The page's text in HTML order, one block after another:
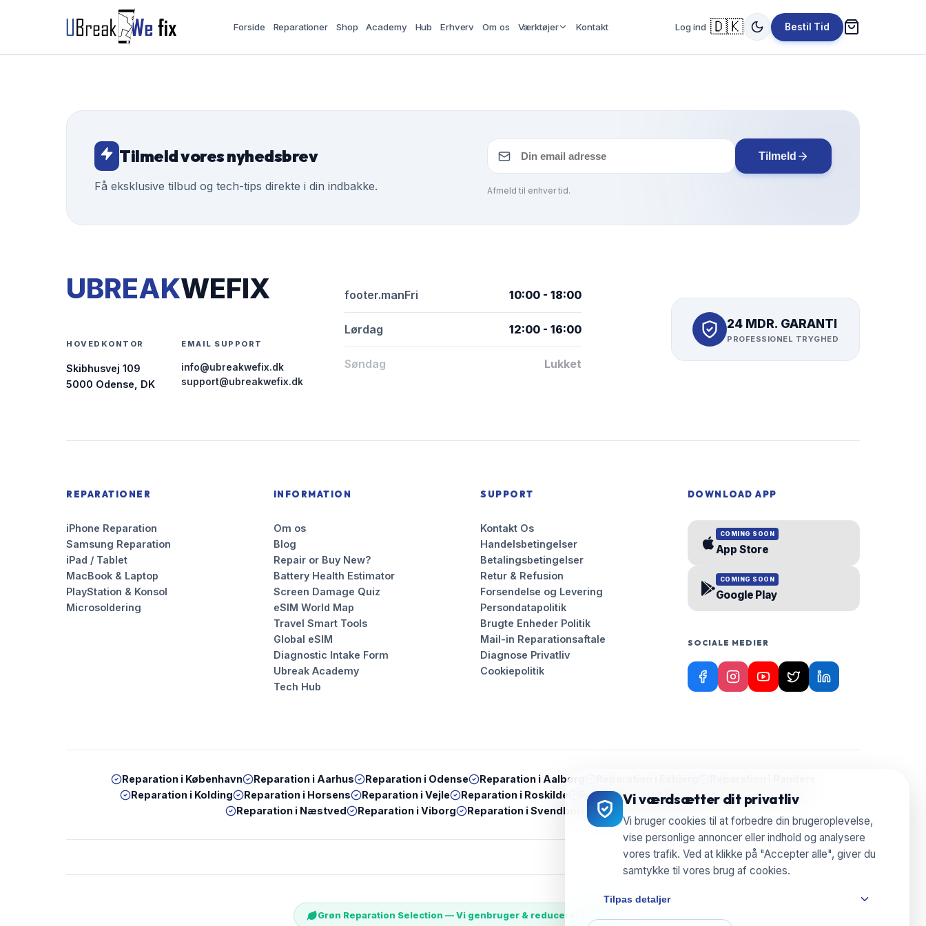
Forside Reparationer Shop Academy Hub Erhverv Om os Værktøjer Kontakt Log ind 🇩🇰 Bestil Tid
Vi værdsætter dit privatliv
Vi bruger cookies til at forbedre din brugeroplevelse,
vise personlige annoncer eller indhold og analysere
vores trafik. Ved at klikke på "Accepter alle", giver du
samtykke til vores brug af cookies.
Tilpas detaljer
Tilmeld vores nyhedsbrev
Få eksklusive tilbud og tech-tips direkte i din indbakke.
Tilmeld
Afmeld til enhver tid.
UBREAKWEFIX
HOVEDKONTOR
Skibhusvej 109
5000 Odense, DK
EMAIL SUPPORT
info@ubreakwefix.dk
support@ubreakwefix.dk
footer.manFri 10:00 - 18:00
Lørdag 12:00 - 16:00
Søndag Lukket
24 MDR. GARANTI
PROFESSIONEL TRYGHED
REPARATIONER
iPhone Reparation
Samsung Reparation
iPad / Tablet
MacBook & Laptop
PlayStation & Konsol
Microsoldering
INFORMATION
Om os
Blog
Repair or Buy New?
Battery Health Estimator
Screen Damage Quiz
eSIM World Map
Travel Smart Tools
Global eSIM
Diagnostic Intake Form
Ubreak Academy
Tech Hub
SUPPORT
Kontakt Os
Handelsbetingelser
Betalingsbetingelser
Retur & Refusion
Forsendelse og Levering
Persondatapolitik
Brugte Enheder Politik
Mail-in Reparationsaftale
Diagnose Privatliv
Cookiepolitik
DOWNLOAD APP
COMING SOON
App Store
COMING SOON
Google Play
SOCIALE MEDIER
Reparation i København Reparation i Aarhus Reparation i Odense Reparation i Aalborg
Reparation i Kolding Reparation i Horsens Reparation iVejle Reparation i Roskilde Reparation i Herning Reparation iSilkeborg
Reparation i Næstved Reparation iViborg Reparation iSvendborg Reparation i
Grøn Reparation Selection — Vi genbruger & reducerer e-waste